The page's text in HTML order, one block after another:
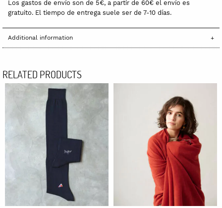
Los gastos de envío son de 5€, a partir de 60€ el envío es
gratuito. El tiempo de entrega suele ser de 7-10 días.
Additional information
RELATED PRODUCTS